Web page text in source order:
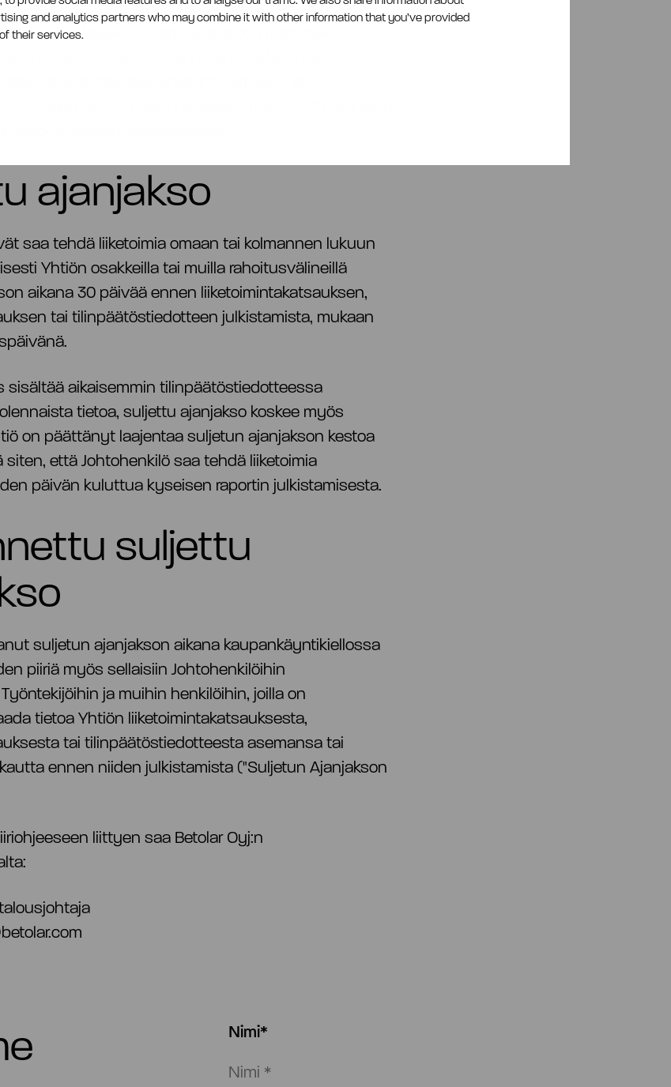
and analytics partners who may combine it with other information that you’ve provided
their services.
sisäpiiriluetteloon merkitään kaikki sisäpiiritietoa
Hankekohtaiseen sisäpiiriluetteloon merkitylle
kaupankäynti-, ilmaisu- ja
seuraamuksista sekä hankkeen päätyttyä hankkeen
ajanjakso
saa tehdä liiketoimia omaan tai kolmannen lukuun
Yhtiön osakkeilla tai muilla rahoitusvälineillä
aikana 30 päivää ennen liiketoimintakatsauksen,
tai tilinpäätöstiedotteen julkistamista, mukaan
sisältää aikaisemmin tilinpäätöstiedotteessa
tietoa, suljettu ajanjakso koskee myös
on päättänyt laajentaa suljetun ajanjakson kestoa
siten, että Johtohenkilö saa tehdä liiketoimia
päivän kuluttua kyseisen raportin julkistamisesta.
suljettu
suljetun ajanjakson aikana kaupankäyntikiellossa
piiriä myös sellaisiin Johtohenkilöihin
ja muihin henkilöihin, joilla on
tietoa Yhtiön liiketoimintakatsauksesta,
tai tilinpäätöstiedotteesta asemansa tai
ennen niiden julkistamista ("Suljetun Ajanjakson
liittyen saa Betolar Oyj:n
Nimi*